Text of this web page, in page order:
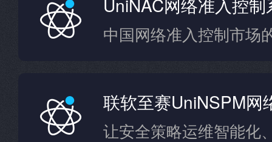
UniNAC网络准入控制
中国网络准入控制市场
联软至赛UniNSPM网
让安全策略运维智能化